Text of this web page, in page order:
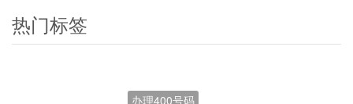
热门标签
办理400号码